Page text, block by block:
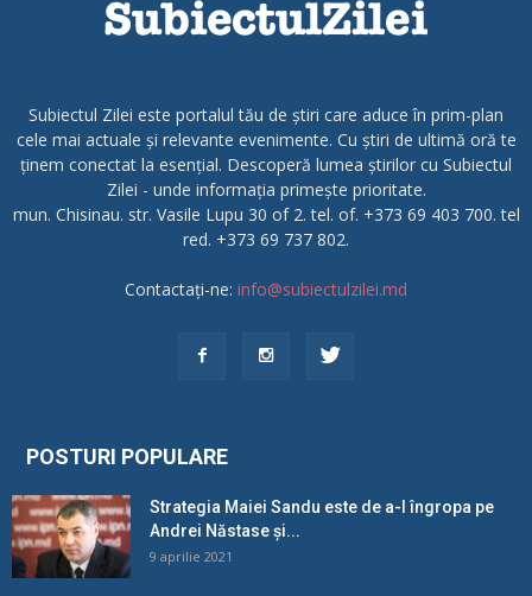
Subiectul Zilei este portalul tău de știri care aduce în prim-plan
cele mai actuale și relevante evenimente. Cu știri de ultimă oră te
ținem conectat la esențial. Descoperă lumea știrilor cu Subiectul
Zilei - unde informația primește prioritate.
mun. Chisinau. str. Vasile Lupu 30 of 2. tel. of. +373 69 403 700. tel
red. +373 69 737 802.
Contactați-ne: info@subiectulzilei.md
POSTURI POPULARE
Strategia Maiei Sandu este de a-l îngropa pe
Andrei Năstase și...
9 aprilie 2021